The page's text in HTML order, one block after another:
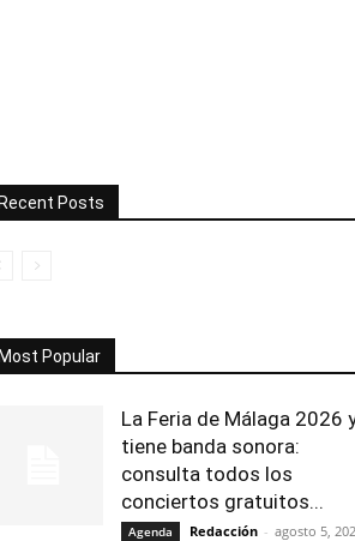
Posts
Popular
La Feria de Málaga 2026
tiene banda sonora:
consulta todos los
conciertos gratuitos...
Agenda Redacción - agosto 5,